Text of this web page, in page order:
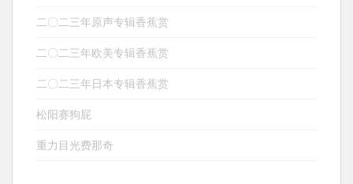
二〇二三年原声专辑香蕉赏
二〇二三年欧美专辑香蕉赏
二〇二三年日本专辑香蕉赏
松阳赛狗屁
重力目光费那奇